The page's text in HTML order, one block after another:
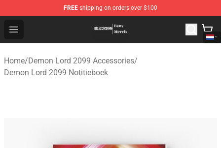
FREE shipping on orders over $100
Open menu
Demon Lord 2099 Store - Official Demon Lord 2099
Home/Demon Lord 2099 Accessories/
Demon Lord 2099 Notitieboek